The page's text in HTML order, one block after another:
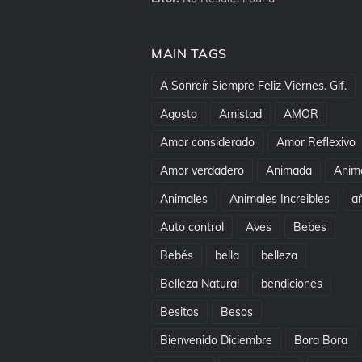
MAIN TAGS
A Sonreír Siempre Feliz Viernes. Gif.
Agosto
Amistad
AMOR
Amor considerado
Amor Reflexivo
Amor verdadero
Animada
Animales
Animales Increibles
Auto control
Aves
Bebes
Bebés
bella
belleza
Belleza Natural
bendiciones
Besitos
Besos
Bienvenido Diciembre
Bora Bora